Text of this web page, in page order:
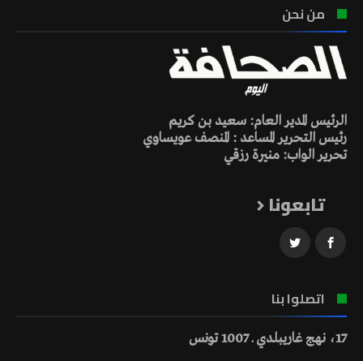
من نحن
الرئيس المدير العام: سعيد بن كريم
رئيس التحرير المساعد : المنصف عويساوي
تحرير الواب: منيرة رزقي
تابعونا
اتصلوا بنا
17، نهج غاريبلدي ـ 1007 تونس